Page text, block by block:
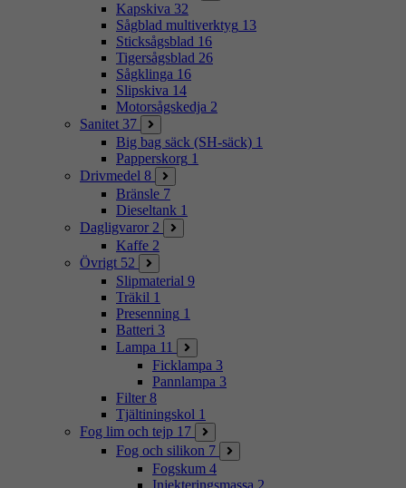
Kapskiva 32
Sågblad multiverktyg 13
Sticksågsblad 16
Tigersågsblad 26
Sågklinga 16
Slipskiva 14
Motorsågskedja 2
Sanitet 37
Big bag säck (SH-säck) 1
Papperskorg 1
Drivmedel 8
Bränsle 7
Dieseltank 1
Dagligvaror 2
Kaffe 2
Övrigt 52
Slipmaterial 9
Träkil 1
Presenning 1
Batteri 3
Lampa 11
Ficklampa 3
Pannlampa 3
Filter 8
Tjältiningskol 1
Fog lim och tejp 17
Fog och silikon 7
Fogskum 4